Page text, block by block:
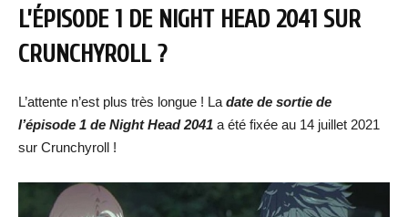
L’ÉPISODE 1 DE NIGHT HEAD 2041 SUR
CRUNCHYROLL ?
L’attente n’est plus très longue ! La date de sortie de
l’épisode 1 de Night Head 2041 a été fixée au 14 juillet 2021
sur Crunchyroll !